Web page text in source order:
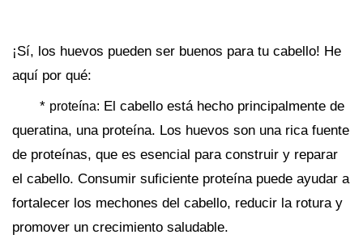
¡Sí, los huevos pueden ser buenos para tu cabello! He
aquí por qué:
* proteína: El cabello está hecho principalmente de
queratina, una proteína. Los huevos son una rica fuente
de proteínas, que es esencial para construir y reparar
el cabello. Consumir suficiente proteína puede ayudar a
fortalecer los mechones del cabello, reducir la rotura y
promover un crecimiento saludable.